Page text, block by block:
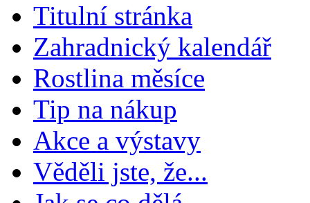
Titulní stránka
Zahradnický kalendář
Rostlina měsíce
Tip na nákup
Akce a výstavy
Věděli jste, že...